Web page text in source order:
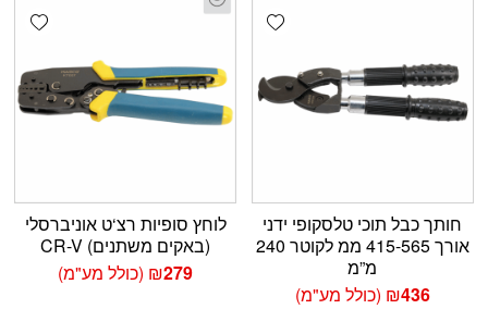
Add wishlist
חותך כבל תוכי טלסקופי ידני
אורך 415-565 ממ לקוטר 240
מ”מ
₪436 (כולל מע"מ)
לוחץ סופיות רצ‘ט אוניברסלי
(באקים משתנים) CR-V
₪279 (כולל מע"מ)